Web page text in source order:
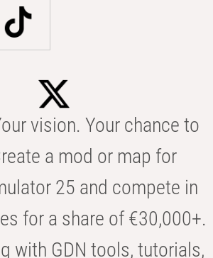
vision. Your chance to
a mod or map for
25 and compete in
for a share of €30,000+.
with GDN tools, tutorials,